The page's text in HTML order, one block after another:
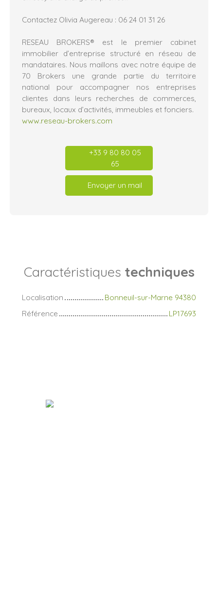
Contactez Olivia Augereau : 06 24 01 31 26
RESEAU BROKERS® est le premier cabinet
immobilier d’entreprise structuré en réseau de
mandataires. Nous maillons avec notre équipe de
70 Brokers une grande partie du territoire
national pour accompagner nos entreprises
clientes dans leurs recherches de commerces,
bureaux, locaux d’activités, immeubles et fonciers.
www.reseau-brokers.com
+33 9 80 80 05
65
Envoyer un mail
Caractéristiques techniques
Localisation
Bonneuil-sur-Marne 94380
Référence
LP17693